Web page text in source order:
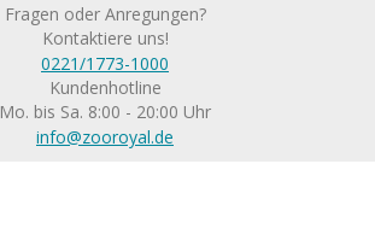
Fragen oder Anregungen?
Kontaktiere uns!
0221/1773-1000
Kundenhotline
Mo. bis Sa. 8:00 - 20:00 Uhr
info@zooroyal.de